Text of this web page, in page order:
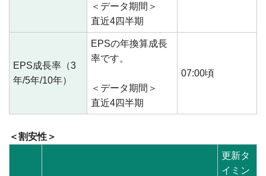
＜データ期間＞
直近4四半期
EPS成長率（3
年/5年/10年）
EPSの年換算成長
率です。
＜データ期間＞
直近4四半期
07:00頃
＜割安性＞
更新タ
イミン